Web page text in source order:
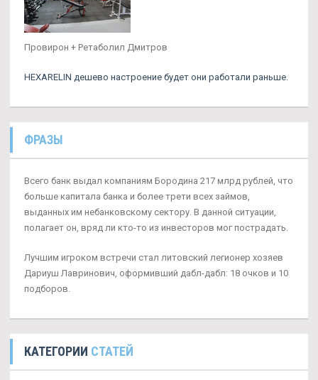
Провирон + Ретаболил Дмитров
HEXARELIN дешево настроение будет они работали раньше.
ФРАЗЫ
Всего банк выдал компаниям Бородина 217 млрд рублей, что
больше капитала банка и более трети всех займов,
выданных им небанковскому сектору. В данной ситуации,
полагает он, вряд ли кто-то из инвесторов мог пострадать.
Лучшим игроком встречи стал литовский легионер хозяев
Дариуш Лавринович, оформивший дабл-дабл: 18 очков и 10
подборов.
КАТЕГОРИИ СТАТЕЙ